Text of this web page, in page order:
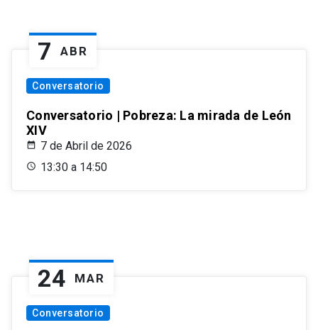
7 ABR
Conversatorio
Conversatorio | Pobreza: La mirada de León
XIV
7 de Abril de 2026
13:30 a 14:50
24 MAR
Conversatorio